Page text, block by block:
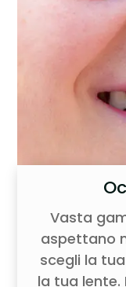
Vasta
aspettano
scegli la
la tua lente.